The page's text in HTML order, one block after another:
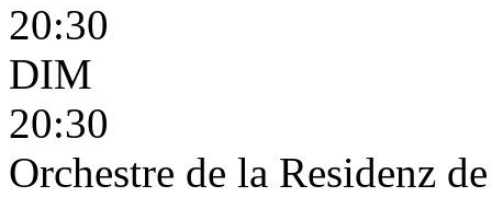
20:30
DIM
20:30
Orchestre de la Residenz